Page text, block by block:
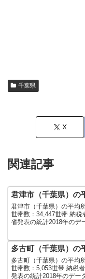
千葉県
X
関連記事
君津市（千葉県）の
君津市（千葉県）の平均
世帯数：34,447世帯 納税
省発表の統計2018年のデ
多古町（千葉県）の
多古町（千葉県）の平均
世帯数：5,053世帯 納税
発表の統計2018年のデー